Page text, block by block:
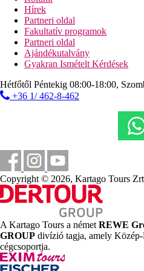
nincs adat.
További szolgáltatások
nincs adat.
Különleges jellemzők
nincs adat.
Internet
nincs adat.
https://www.contessahotel.gr/
Hivatalos kategória
3 csillag
Jegyzet
Görögországban klímaadót
függően. Az adó nincs benne
közvetlenül a szálloda
szolgáltatások és
befolyásolhatják az adott úti
járványvédelmi intézkedések.
Hírek
Partneri oldal
Fakultatív programok
Partneri oldal
Ajándékutalvány
Gyakran Ismételt Kérdések
Hétfőtől Péntekig 08:00-18:00,
+36 1/ 462-8-462
Copyright © 2026, Kartago Tours
A Kartago Tours a német REWE
GROUP divízió tagja, amely
cégcsoportja.